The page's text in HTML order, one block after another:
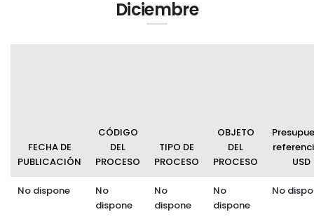
Diciembre
FECHA DE
PUBLICACIÓN
CÓDIGO
DEL
PROCESO
TIPO DE
PROCESO
OBJETO
DEL
PROCESO
USD
No dispone
No
dispone
No
dispone
No
dispone
No